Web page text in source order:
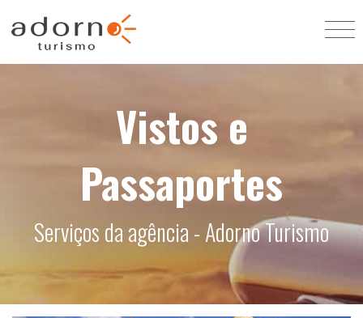
Vistos e
Passaportes
Serviços da agência - Adorno Turismo